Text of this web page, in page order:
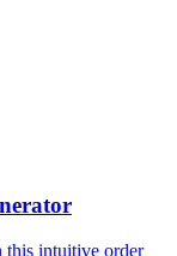
this intuitive order